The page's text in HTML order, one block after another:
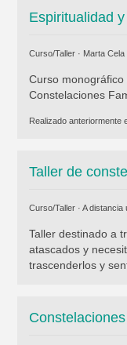
Espiritualidad
Curso/Taller · Marta Cela
Curso
Constelaciones
Realizado anteriormente
Taller de
Curso/Taller · A distancia
Taller destinado a
atascados y
trascenderlos y